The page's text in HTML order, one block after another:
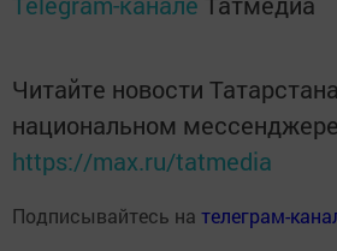
Читайте новости
национальном
https://max.ru/tatmedia
Подписывайтесь на телеграм-